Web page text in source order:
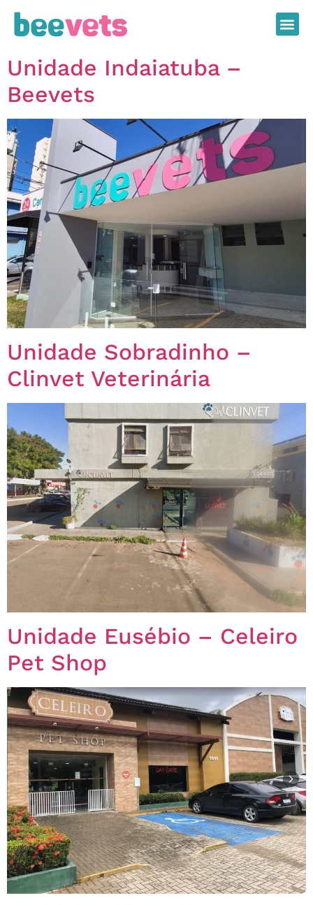
Unidade Indaiatuba –
Beevets
Unidade Sobradinho –
Clinvet Veterinária
Unidade Eusébio – Celeiro
Pet Shop